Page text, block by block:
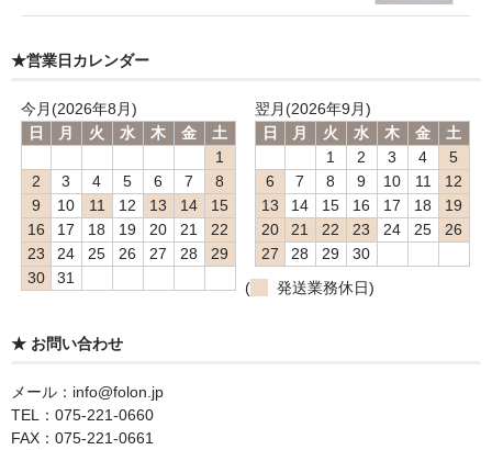
★営業日カレンダー
今月(2026年8月)
日
月 火 水 木 金
土
1
2
3 4 5 6 7
8
9
10 11 12 13 14
15
16
17 18 19 20 21
22
23
24 25 26 27 28
29
30
31
翌月(2026年9月)
日
月 火 水 木 金
土
1
2 3 4
5
6
7 8 9 10 11
12
13
14 15 16 17 18
19
20
21 22 23 24 25
26
27
28 29
30
(
発送業務休日)
★ お問い合わせ
メール：info@folon.jp
TEL：075-221-0660
FAX：075-221-0661